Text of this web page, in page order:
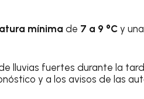
mínima de 7 a 9 °C y una
lluvias fuertes durante la
y a los avisos de las